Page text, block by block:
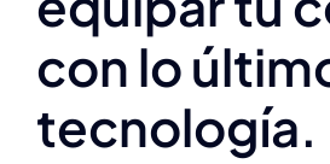
con lo
tecnología.